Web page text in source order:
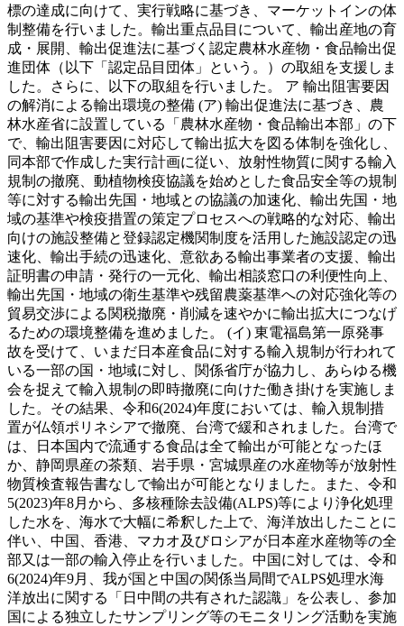
標の達成に向けて、実行戦略に基づき、マーケットインの体
制整備を行いました。輸出重点品目について、輸出産地の育
成・展開、輸出促進法に基づく認定農林水産物・食品輸出促
進団体（以下「認定品目団体」という。）の取組を支援しま
した。さらに、以下の取組を行いました。 ア 輸出阻害要因
の解消による輸出環境の整備 (ア) 輸出促進法に基づき、農
林水産省に設置している「農林水産物・食品輸出本部」の下
で、輸出阻害要因に対応して輸出拡大を図る体制を強化し、
同本部で作成した実行計画に従い、放射性物質に関する輸入
規制の撤廃、動植物検疫協議を始めとした食品安全等の規制
等に対する輸出先国・地域との協議の加速化、輸出先国・地
域の基準や検疫措置の策定プロセスへの戦略的な対応、輸出
向けの施設整備と登録認定機関制度を活用した施設認定の迅
速化、輸出手続の迅速化、意欲ある輸出事業者の支援、輸出
証明書の申請・発行の一元化、輸出相談窓口の利便性向上、
輸出先国・地域の衛生基準や残留農薬基準への対応強化等の
貿易交渉による関税撤廃・削減を速やかに輸出拡大につなげ
るための環境整備を進めました。 (イ) 東電福島第一原発事
故を受けて、いまだ日本産食品に対する輸入規制が行われて
いる一部の国・地域に対し、関係省庁が協力し、あらゆる機
会を捉えて輸入規制の即時撤廃に向けた働き掛けを実施しま
した。その結果、令和6(2024)年度においては、輸入規制措
置が仏領ポリネシアで撤廃、台湾で緩和されました。台湾で
は、日本国内で流通する食品は全て輸出が可能となったほ
か、静岡県産の茶類、岩手県・宮城県産の水産物等が放射性
物質検査報告書なしで輸出が可能となりました。また、令和
5(2023)年8月から、多核種除去設備(ALPS)等により浄化処理
した水を、海水で大幅に希釈した上で、海洋放出したことに
伴い、中国、香港、マカオ及びロシアが日本産水産物等の全
部又は一部の輸入停止を行いました。中国に対しては、令和
6(2024)年9月、我が国と中国の関係当局間でALPS処理水海
洋放出に関する「日中間の共有された認識」を公表し、参加
国による独立したサンプリング等のモニタリング活動を実施